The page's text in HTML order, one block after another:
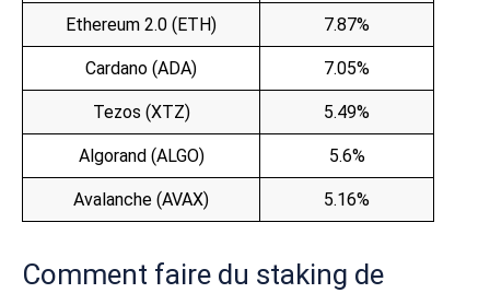
Ethereum 2.0 (ETH) 7.87%
Cardano (ADA) 7.05%
Tezos (XTZ) 5.49%
Algorand (ALGO) 5.6%
Avalanche (AVAX) 5.16%
Comment faire du staking de